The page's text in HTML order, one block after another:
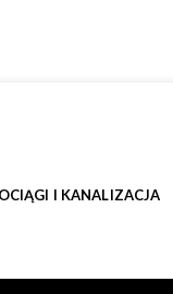
I KANALIZACJA